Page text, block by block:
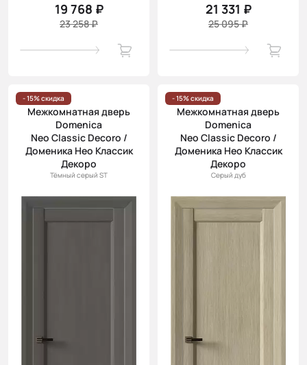
19 768 ₽
23 258 ₽
21 331 ₽
25 095 ₽
- 15% скидка
Межкомнатная дверь
Domenica
Neo Classic Decoro /
Доменика Нео Классик
Декоро
Тёмный серый ST
- 15% скидка
Межкомнатная дверь
Domenica
Neo Classic Decoro /
Доменика Нео Классик
Декоро
Серый дуб